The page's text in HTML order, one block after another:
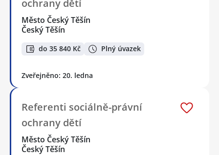
ochrany dětí
Město Český Těšín
Český Těšín
do 35 840 Kč Plný úvazek
Zveřejněno: 20. ledna
Referenti sociálně-právní
ochrany dětí
Město Český Těšín
Český Těšín